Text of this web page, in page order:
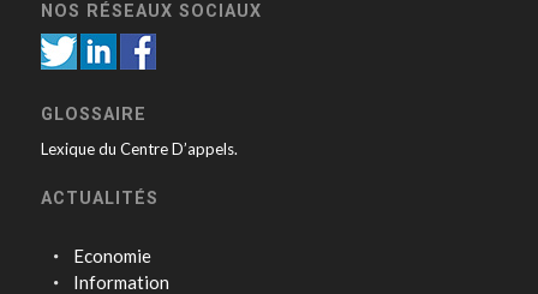
NOS RÉSEAUX SOCIAUX
GLOSSAIRE
Lexique du Centre D’appels.
ACTUALITÉS
Economie
Information